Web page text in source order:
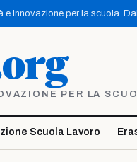
e innovazione per la scuola.
PER LA
Scuola Lavoro